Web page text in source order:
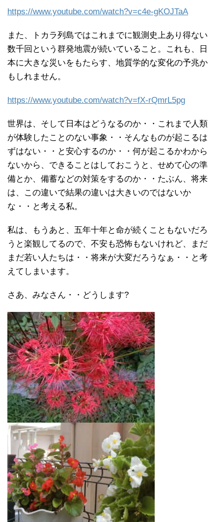
https://www.youtube.com/watch?v=c4e-gKOJTaA
また、トカラ列島ではこれまでに観測史上あり得ない
数千回という群発地震が続いていること。これも、日
本に大きな災いをもたらす、地質学的な変化の予兆か
もしれません。
https://www.youtube.com/watch?v=fX-rQmrL5pg
世界は、そして日本はどうなるのか・・これまで人類
が体験したことのない事象・・そんなものが起こるは
ずはない・・と安心するのか・・何が起こるかわから
ないから、できることはしておこうと、せめて心の準
備とか、備蓄などの対策をするのか・・たぶん、将来
は、この違いで結果の違いは大きいのではないか
な・・と考える私。
私は、もうあと、五年十年と命が続くこともないだろ
うと楽観してるので、不安も恐怖もないけれど、まだ
まだ若い人たちは・・将来が大変だろうなぁ・・と考
えてしまいます。
さあ、みなさん・・どうします?